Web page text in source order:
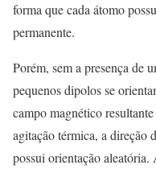
forma que cada átomo
permanente.
Porém, sem a presença de
pequenos dipolos se
campo magnético
agitação térmica, a direção
possui orientação